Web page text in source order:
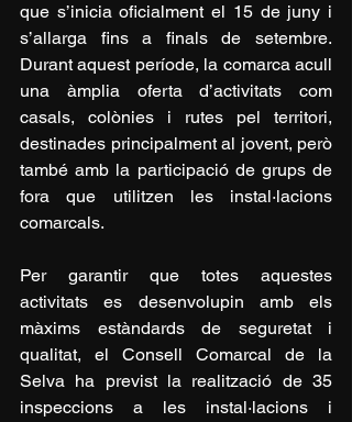
que s’inicia oficialment el 15 de juny i
s’allarga fins a finals de setembre.
Durant aquest període, la comarca acull
una àmplia oferta d’activitats com
casals, colònies i rutes pel territori,
destinades principalment al jovent, però
també amb la participació de grups de
fora que utilitzen les instal·lacions
comarcals.
Per garantir que totes aquestes
activitats es desenvolupin amb els
màxims estàndards de seguretat i
qualitat, el Consell Comarcal de la
Selva ha previst la realització de 35
inspeccions a les instal·lacions i